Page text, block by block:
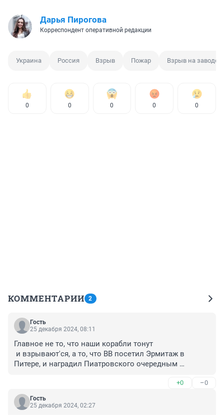
Дарья Пирогова
Корреспондент оперативной редакции
Украина Россия Взрыв Пожар Взрыв на заводе
0 0 0 0 0
КОММЕНТАРИИ 2
Гость
25 декабря 2024, 08:11
Главное не то, что наши корабли тонут
и взрывают'ся, а то, что ВВ посетил Эрмитаж в
Питере, и наградил Пиатровского очередным
+0 –0
Гость
25 декабря 2024, 02:27